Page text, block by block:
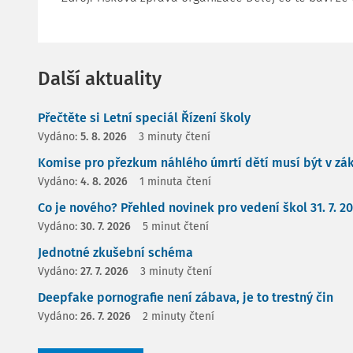
Další aktuality
Přečtěte si Letní speciál Řízení školy
Vydáno: 5. 8. 2026 3 minuty čtení
Komise pro přezkum náhlého úmrtí dětí musí být v
Vydáno: 4. 8. 2026 1 minuta čtení
Co je nového? Přehled novinek pro vedení škol 31. 7.
Vydáno: 30. 7. 2026 5 minut čtení
Jednotné zkušební schéma
Vydáno: 27. 7. 2026 3 minuty čtení
Deepfake pornografie není zábava, je to trestný čin
Vydáno: 26. 7. 2026 2 minuty čtení